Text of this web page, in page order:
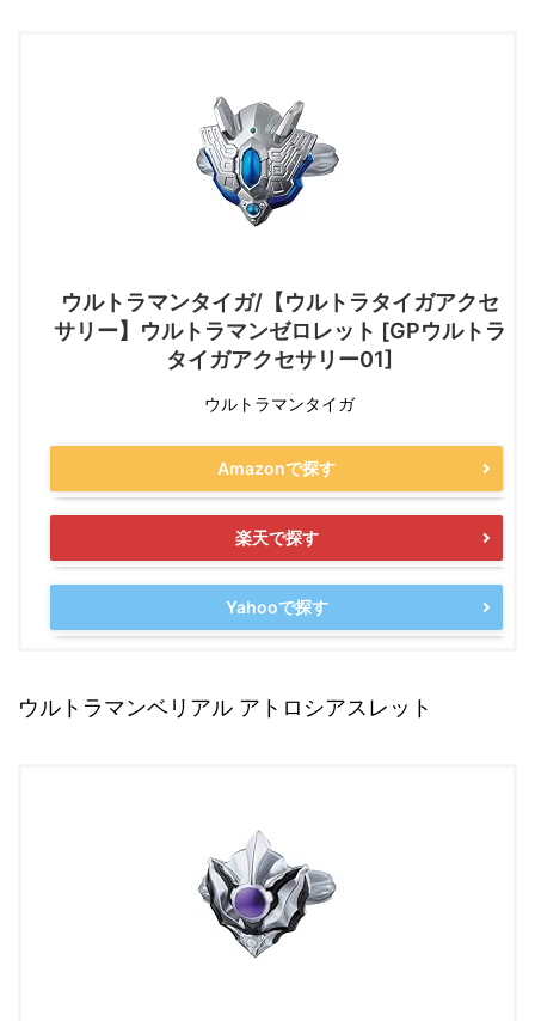
ウルトラマンタイガ/【ウルトラタイガアクセ
サリー】ウルトラマンゼロレット [GPウルトラ
タイガアクセサリー01]
ウルトラマンタイガ
Amazonで探す
楽天で探す
Yahooで探す
ウルトラマンベリアル アトロシアスレット